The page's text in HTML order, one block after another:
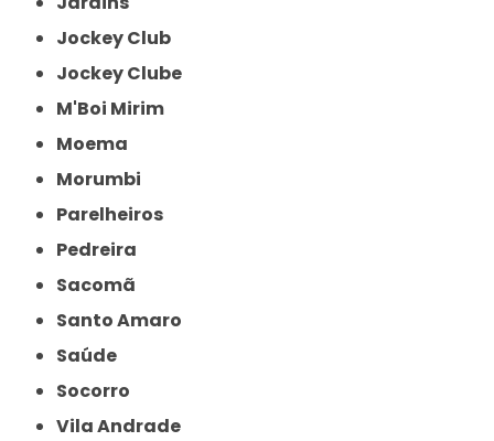
Jockey Club
Jockey Clube
M'Boi Mirim
Moema
Morumbi
Parelheiros
Pedreira
Sacomã
Santo Amaro
Saúde
Socorro
Vila Andrade